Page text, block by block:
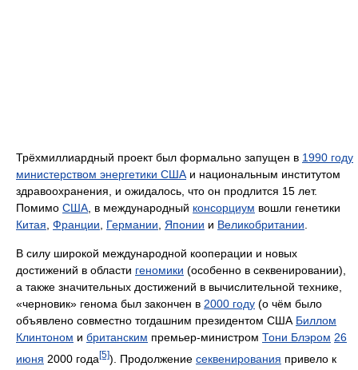
Трёхмиллиардный проект был формально запущен в 1990 году
министерством энергетики США и национальным институтом
здравоохранения, и ожидалось, что он продлится 15 лет.
Помимо США , в международный консорциум вошли генетики
Китая Франции Германии Японии и Великобритании
В силу широкой международной кооперации и новых
достижений в области геномики (особенно в секвенировании),
а также значительных достижений в вычислительной технике,
«черновик» генома был закончен в 2000 году (о чём было
объявлено совместно тогдашним президентом США Биллом
Клинтоном и британским премьер-министром Тони Блэром 26
июня 2000 года[5]). Продолжение секвенирования привело к